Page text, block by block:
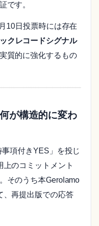
です。
10日投票時には存在
クレコードシグナル
質的に強化するもの
が構造的に変わ
項付きYES」を投じ
上のコミットメント
そのうち本Gerolamo
、再提出版での応答